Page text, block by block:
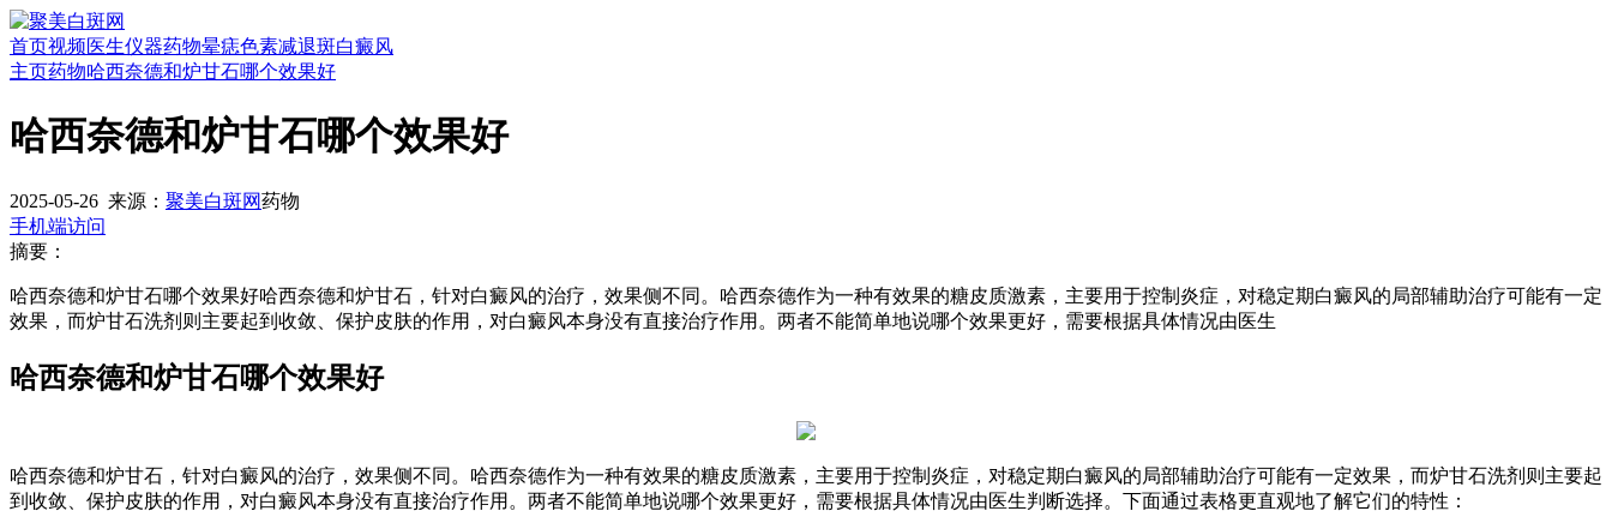
首页视频医生仪器药物晕痣色素减退斑白癜风
主页药物哈西奈德和炉甘石哪个效果好
哈西奈德和炉甘石哪个效果好
2025-05-26 来源： 聚美白斑网药物
手机端访问
摘要：
哈西奈德和炉甘石哪个效果好哈西奈德和炉甘石，针对白癜风的治疗，效果侧不同。哈西奈德作为一种有效果的糖皮质激素，主要用于控制炎症，对稳定期白癜风的局部辅助治疗可能有一定
效果，而炉甘石洗剂则主要起到收敛、保护皮肤的作用，对白癜风本身没有直接治疗作用。两者不能简单地说哪个效果更好，需要根据具体情况由医生
哈西奈德和炉甘石哪个效果好
哈西奈德和炉甘石，针对白癜风的治疗，效果侧不同。哈西奈德作为一种有效果的糖皮质激素，主要用于控制炎症，对稳定期白癜风的局部辅助治疗可能有一定效果，而炉甘石洗剂则主要起
到收敛、保护皮肤的作用，对白癜风本身没有直接治疗作用。两者不能简单地说哪个效果更好，需要根据具体情况由医生判断选择。下面通过表格更直观地了解它们的特性：